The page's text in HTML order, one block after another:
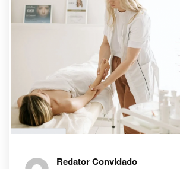
Redator Convidado